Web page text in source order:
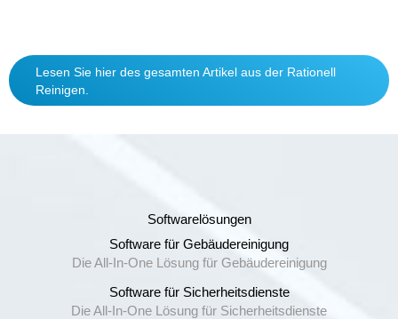
Lesen Sie hier des gesamten Artikel aus der Rationell
Reinigen.
Softwarelösungen
Software für Gebäudereinigung
Die All-In-One Lösung für Gebäudereinigung
Software für Sicherheitsdienste
Die All-In-One Lösung für Sicherheitsdienste